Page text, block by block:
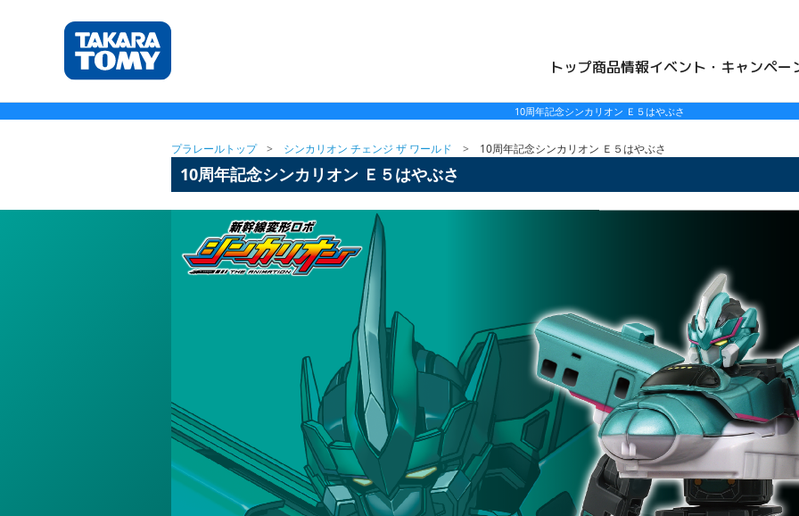
トップ商品情報イベント・キャンペー
10周年記念シンカリオン Ｅ５はやぶさ
プラレールトップ シンカリオン チェンジ ザ ワールド 10周年記念シンカリオン Ｅ５はやぶさ
10周年記念シンカリオン Ｅ５はやぶさ